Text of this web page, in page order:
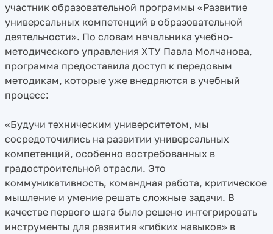
участник образовательной программы «Развитие
универсальных компетенций в образовательной
деятельности». По словам начальника учебно-
методического управления ХТУ Павла Молчанова,
программа предоставила доступ к передовым
методикам, которые уже внедряются в учебный
процесс:
«Будучи техническим университетом, мы
сосредоточились на развитии универсальных
компетенций, особенно востребованных в
градостроительной отрасли. Это
коммуникативность, командная работа, критическое
мышление и умение решать сложные задачи. В
качестве первого шага было решено интегрировать
инструменты для развития «гибких навыков» в